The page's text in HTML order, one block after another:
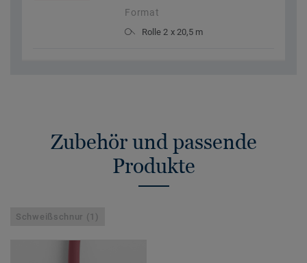
Format
Rolle 2 x 20,5 m
Zubehör und passende
Produkte
Schweißschnur (1)